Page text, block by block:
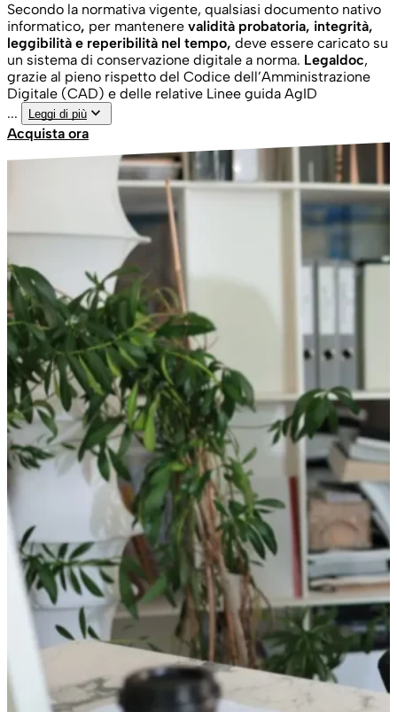
Secondo la normativa vigente, qualsiasi documento nativo
informatico, per mantenere validità probatoria, integrità,
leggibilità e reperibilità nel tempo, deve essere caricato su
un sistema di conservazione digitale a norma. Legaldoc,
grazie al pieno rispetto del Codice dell’Amministrazione
Digitale (CAD) e delle relative Linee guida AgID
...
Leggi di più keyboard_arrow_down
Acquista ora